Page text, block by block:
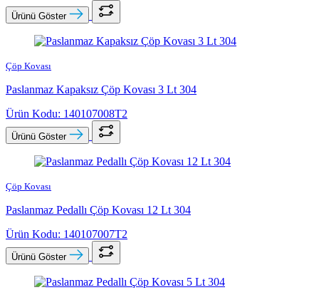
Ürünü Göster
Çöp Kovası
Paslanmaz Kapaksız Çöp Kovası 3 Lt 304
Ürün Kodu: 140107008T2
Ürünü Göster
Çöp Kovası
Paslanmaz Pedallı Çöp Kovası 12 Lt 304
Ürün Kodu: 140107007T2
Ürünü Göster